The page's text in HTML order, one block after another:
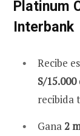
Platinum
Interbank
Recibe
S/
recibida
Gana 2